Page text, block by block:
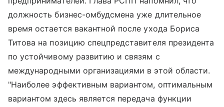
должность бизнес-омбудсмена уже длительное
время остается вакантной после ухода Бориса
Титова на позицию спецпредставителя президента
по устойчивому развитию и связям с
международными организациями в этой области.
"Наиболее эффективным вариантом, оптимальным
вариантом здесь является передача функции